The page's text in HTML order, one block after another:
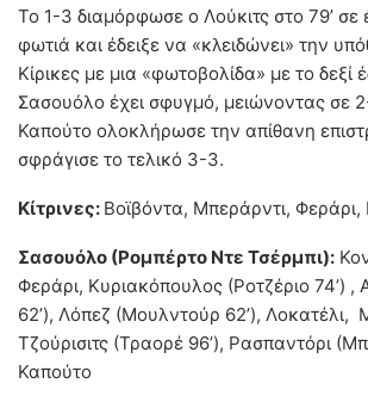
Το 1-3 διαμόρφωσε ο Λούκιτς στο 79’ σε
φωτιά και έδειξε να «κλειδώνει» την
Κίρικες με μια «φωτοβολίδα» με το δεξί
Σασουόλο έχει σφυγμό, μειώνοντας σε
Καπούτο ολοκλήρωσε την απίθανη
σφράγισε το τελικό 3-3.
Κίτρινες: Βοϊβόντα, Μπεράρντι, Φεράρι,
Σασουόλο (Ρομπέρτο Ντε Τσέρμπι):
Φεράρι, Κυριακόπουλος (Ροτζέριο 74’)
62’), Λόπεζ (Μουλντούρ 62’), Λοκατέλι,
Τζούρισιτς (Τραορέ 96’), Ρασπαντόρι
Καπούτο